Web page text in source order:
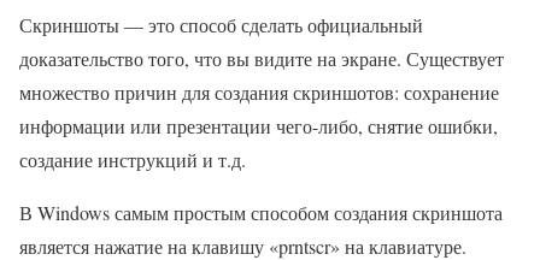
Скриншоты — это способ сделать официальный
доказательство того, что вы видите на экране. Существует
множество причин для создания скриншотов: сохранение
информации или презентации чего-либо, снятие ошибки,
создание инструкций и т.д.
В Windows самым простым способом создания скриншота
является нажатие на клавишу «prntscr» на клавиатуре.